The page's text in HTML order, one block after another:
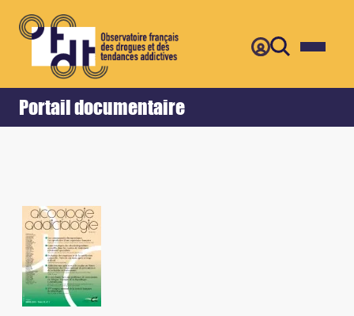
Portail documentaire
Accueil Retour
Tome 33, n°4 - Décembre 2011